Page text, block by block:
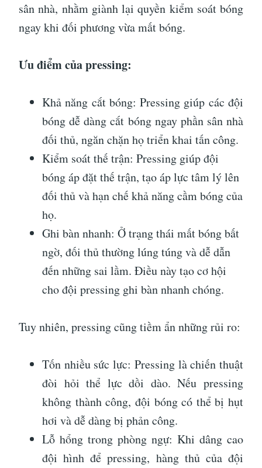
sân nhà, nhằm giành lại quyền kiểm soát bóng
ngay khi đối phương vừa mất bóng.
Ưu điểm của pressing:
Khả năng cắt bóng: Pressing giúp các đội
bóng dễ dàng cắt bóng ngay phần sân nhà
đối thủ, ngăn chặn họ triển khai tấn công.
Kiểm soát thế trận: Pressing giúp đội
bóng áp đặt thế trận, tạo áp lực tâm lý lên
đối thủ và hạn chế khả năng cầm bóng của
họ.
Ghi bàn nhanh: Ở trạng thái mất bóng bất
ngờ, đối thủ thường lúng túng và dễ dẫn
đến những sai lầm. Điều này tạo cơ hội
cho đội pressing ghi bàn nhanh chóng.
Tuy nhiên, pressing cũng tiềm ẩn những rủi ro:
Tốn nhiều sức lực: Pressing là chiến thuật
đòi hỏi thể lực dồi dào. Nếu pressing
không thành công, đội bóng có thể bị hụt
hơi và dễ dàng bị phản công.
Lỗ hổng trong phòng ngự: Khi dâng cao
đội hình để pressing, hàng thủ của đội